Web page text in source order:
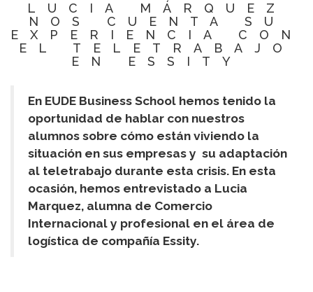
LUCIA MÁRQUEZ
NOS CUENTA SU
EXPERIENCIA CON
EL TELETRABAJO
EN ESSITY
En EUDE Business School hemos tenido la
oportunidad de hablar con nuestros
alumnos sobre cómo están viviendo la
situación en sus empresas y su adaptación
al teletrabajo durante esta crisis. En esta
ocasión, hemos entrevistado a Lucia
Marquez, alumna de Comercio
Internacional y profesional en el área de
logística de compañía Essity.